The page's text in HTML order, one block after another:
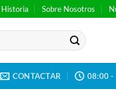
Sobre Nosotros
CONTACTAR 08:00 -